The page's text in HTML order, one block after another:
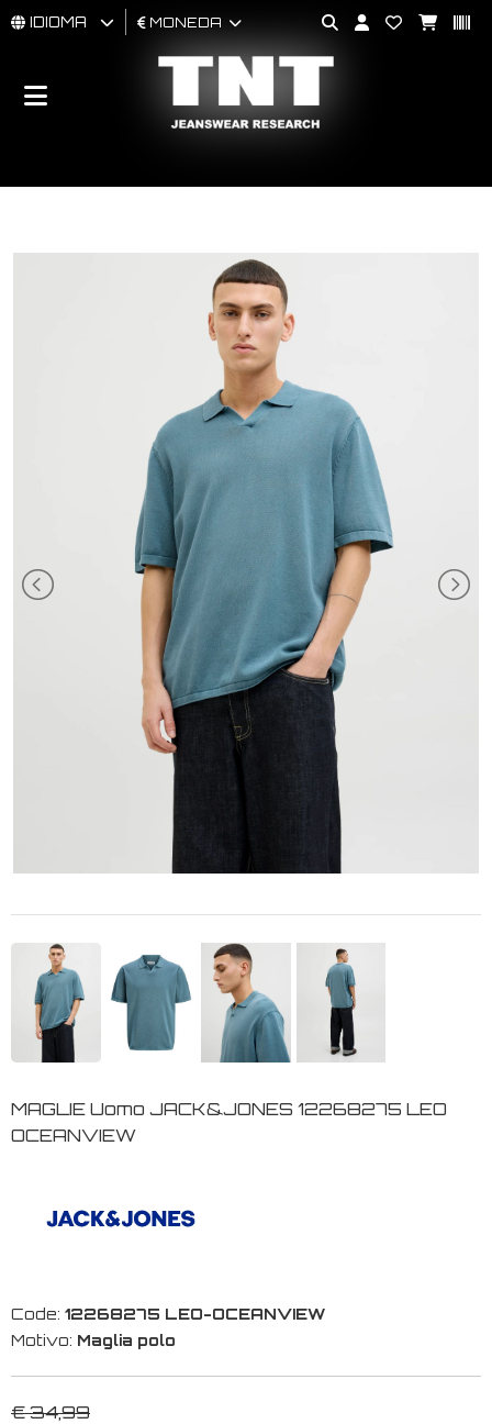
HOMBRES
BRAND
IDIOMA MONEDA
MAGLIE Uomo JACK&JONES 12268275 LEO
OCEANVIEW
Code: 12268275 LEO-OCEANVIEW
Motivo: Maglia polo
€ 34,99